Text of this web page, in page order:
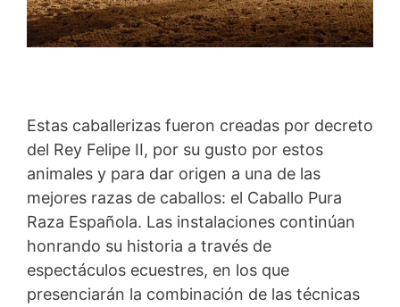
Estas caballerizas fueron creadas por decreto
del Rey Felipe II, por su gusto por estos
animales y para dar origen a una de las
mejores razas de caballos: el Caballo Pura
Raza Española. Las instalaciones continúan
honrando su historia a través de
espectáculos ecuestres, en los que
presenciarán la combinación de las técnicas